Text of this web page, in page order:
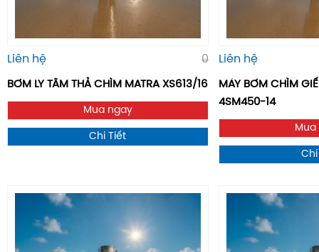
Liên hệ 0
BƠM LY TÂM THẢ CHÌM MATRA XS613/16
Mua ngay
Chi Tiết
Liên hệ
MÁY BƠM CHÌM
4SM450-14
Mua